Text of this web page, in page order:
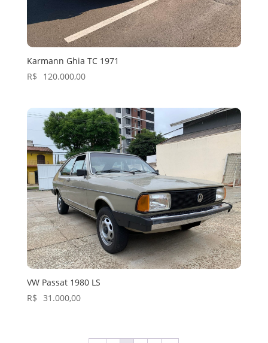
Karmann Ghia TC 1971
R$
120.000,00
VW Passat 1980 LS
R$ 31.000,00